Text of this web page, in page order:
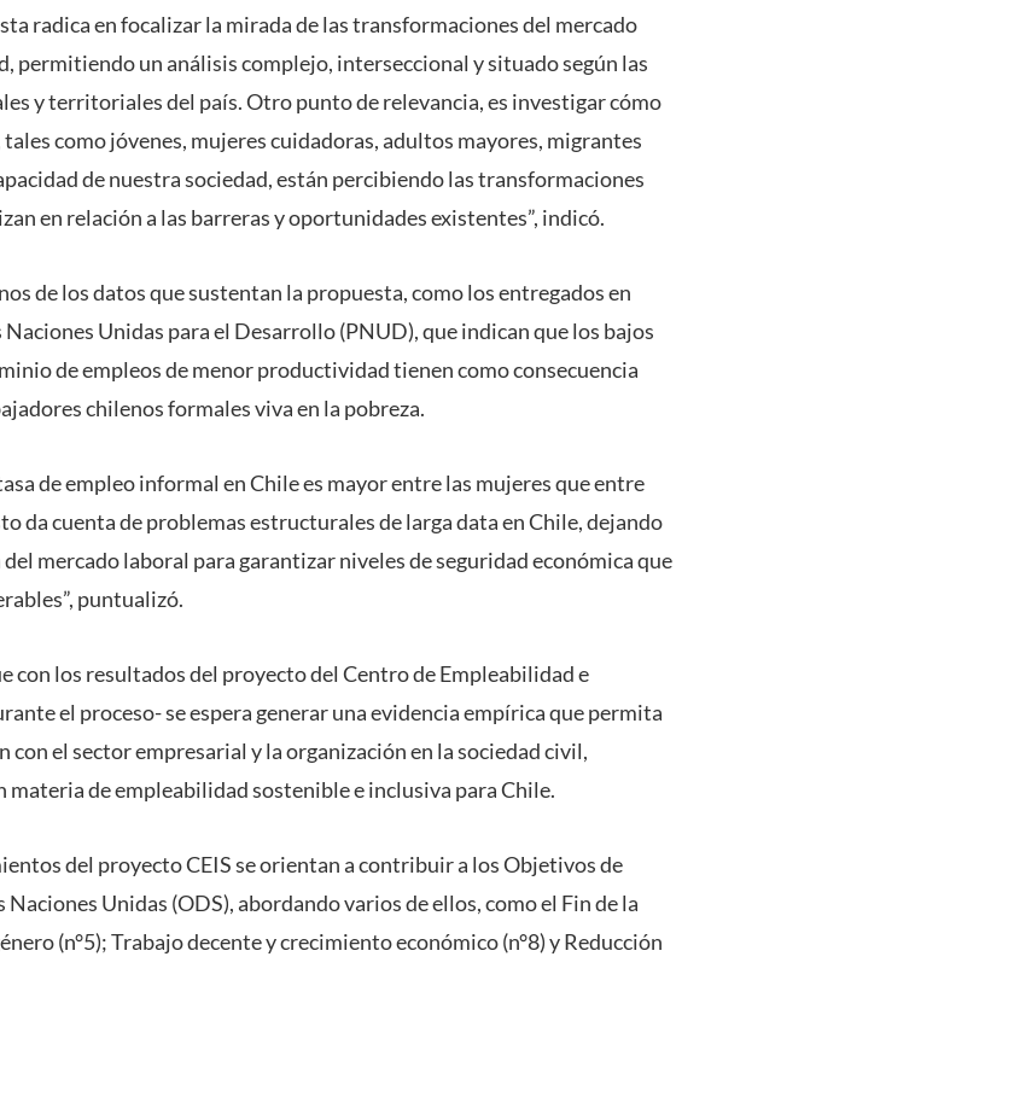
radica en focalizar la mirada de las transformaciones del mercado
permitiendo un análisis complejo, interseccional y situado según las
y territoriales del país. Otro punto de relevancia, es investigar cómo
como jóvenes, mujeres cuidadoras, adultos mayores, migrantes
de nuestra sociedad, están percibiendo las transformaciones
en relación a las barreras y oportunidades existentes”, indicó.
de los datos que sustentan la propuesta, como los entregados en
Unidas para el Desarrollo (PNUD), que indican que los bajos
de empleos de menor productividad tienen como consecuencia
chilenos formales viva en la pobreza.
de empleo informal en Chile es mayor entre las mujeres que entre
da cuenta de problemas estructurales de larga data en Chile, dejando
mercado laboral para garantizar niveles de seguridad económica que
puntualizó.
con los resultados del proyecto del Centro de Empleabilidad e
el proceso- se espera generar una evidencia empírica que permita
con el sector empresarial y la organización en la sociedad civil,
materia de empleabilidad sostenible e inclusiva para Chile.
del proyecto CEIS se orientan a contribuir a los Objetivos de
Unidas (ODS), abordando varios de ellos, como el Fin de la
(n°5); Trabajo decente y crecimiento económico (n°8) y Reducción